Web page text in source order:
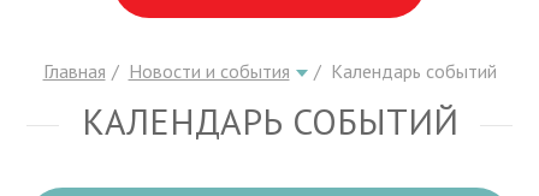
Главная Новости и события Календарь событий
КАЛЕНДАРЬ СОБЫТИЙ